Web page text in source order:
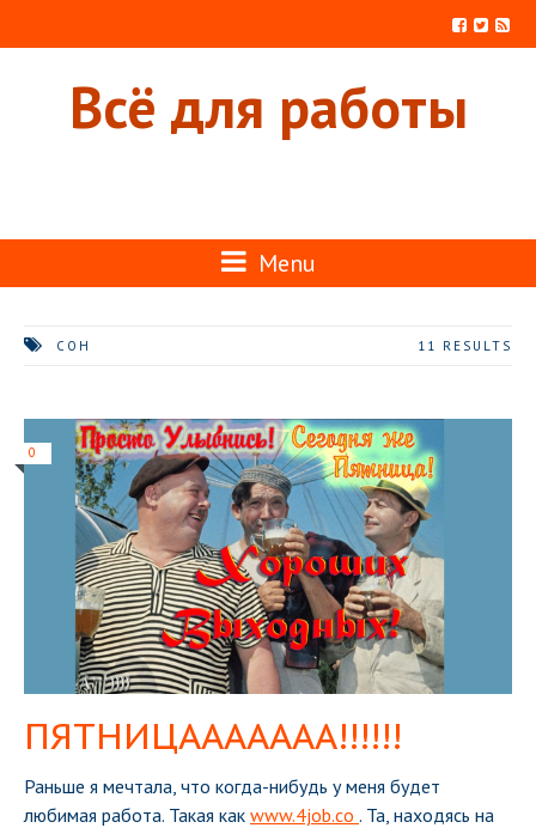
Всё для работы
Menu
СОН 11 RESULTS
0
ПЯТНИЦААААААА!!!!!!
Раньше я мечтала, что когда-нибудь у меня будет
любимая работа. Такая как www.4job.co . Та, находясь на